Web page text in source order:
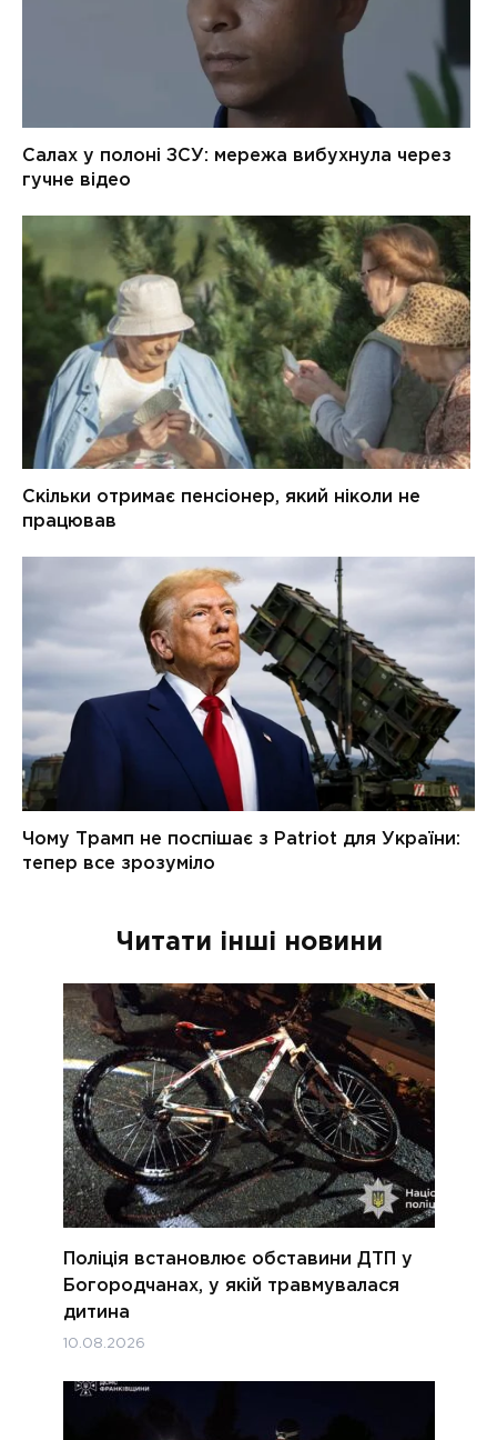
Читати інші новини
Поліція встановлює обставини ДТП у
Богородчанах, у якій травмувалася
дитина
10.08.2026